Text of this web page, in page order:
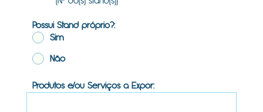
Possui Stand próprio?:
Sim
Não
Produtos e/ou Serviços a Expor: